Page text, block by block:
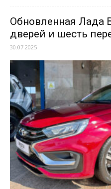
Обновленная Лада
дверей и шесть
30.07.2025